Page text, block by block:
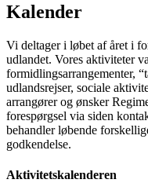
Kalender
Vi deltager i løbet af året i
udlandet. Vores aktiviteter
formidlingsarrangementer,
udlandsrejser, sociale
arrangører og ønsker
forespørgsel via siden
behandler løbende
godkendelse.
Aktivitetskalenderen